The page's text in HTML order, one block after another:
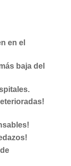
en el
baja del